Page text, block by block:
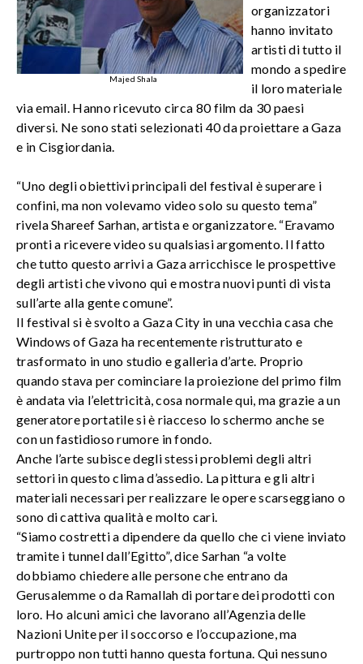
Majed Shala
organizzatori
hanno invitato
artisti di tutto il
mondo a spedire
il loro materiale
via email. Hanno ricevuto circa 80 film da 30 paesi
diversi. Ne sono stati selezionati 40 da proiettare a Gaza
e in Cisgiordania.
“Uno degli obiettivi principali del festival è superare i
confini, ma non volevamo video solo su questo tema”
rivela Shareef Sarhan, artista e organizzatore. “Eravamo
pronti a ricevere video su qualsiasi argomento. Il fatto
che tutto questo arrivi a Gaza arricchisce le prospettive
degli artisti che vivono qui e mostra nuovi punti di vista
sull’arte alla gente comune”.
Il festival si è svolto a Gaza City in una vecchia casa che
Windows of Gaza ha recentemente ristrutturato e
trasformato in uno studio e galleria d’arte. Proprio
quando stava per cominciare la proiezione del primo film
è andata via l’elettricità, cosa normale qui, ma grazie a un
generatore portatile si è riacceso lo schermo anche se
con un fastidioso rumore in fondo.
Anche l’arte subisce degli stessi problemi degli altri
settori in questo clima d’assedio. La pittura e gli altri
materiali necessari per realizzare le opere scarseggiano o
sono di cattiva qualità e molto cari.
“Siamo costretti a dipendere da quello che ci viene inviato
tramite i tunnel dall’Egitto”, dice Sarhan “a volte
dobbiamo chiedere alle persone che entrano da
Gerusalemme o da Ramallah di portare dei prodotti con
loro. Ho alcuni amici che lavorano all’Agenzia delle
Nazioni Unite per il soccorso e l’occupazione, ma
purtroppo non tutti hanno questa fortuna. Qui nessuno